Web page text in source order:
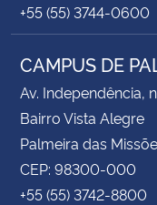
+55 (55) 3744-0600
CAMPUS DE
Av. Independência,
Bairro Vista Alegre
Palmeira das
CEP: 98300-000
+55 (55) 3742-8800